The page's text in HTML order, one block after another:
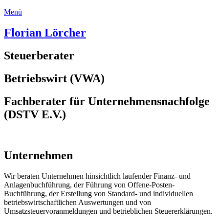
Menü
Florian Lörcher
Steuerberater
Betriebswirt (VWA)
Fachberater für Unternehmensnachfolge
(DSTV E.V.)
Unternehmen
Wir beraten Unternehmen hinsichtlich laufender Finanz- und
Anlagenbuchführung, der Führung von Offene-Posten-
Buchführung, der Erstellung von Standard- und individuellen
betriebswirtschaftlichen Auswertungen und von
Umsatzsteuervoranmeldungen und betrieblichen Steuererklärungen.